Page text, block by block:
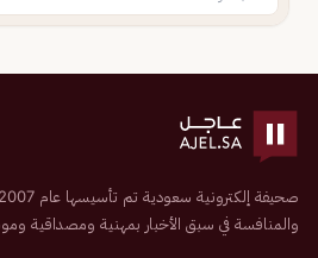
والمنافسة في سبق الأخبار بمهنية ومصداقية